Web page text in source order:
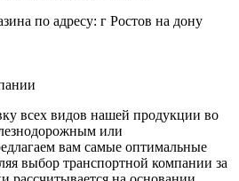
по адресу: г Ростов на дону
всех видов нашей продукции во
или
вам самые оптимальные
выбор транспортной компании за